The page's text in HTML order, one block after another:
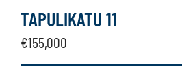
TAPULIKATU 11
€155,000